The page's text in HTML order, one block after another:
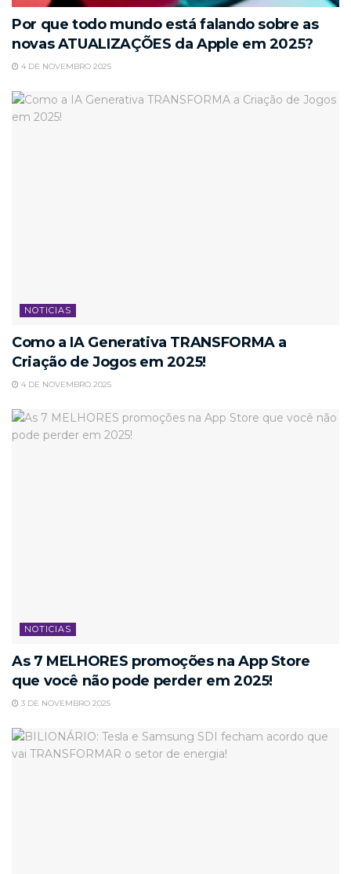
Por que todo mundo está falando sobre as
novas ATUALIZAÇÕES da Apple em 2025?
4 DE NOVEMBRO 2025
NOTICIAS
Como a IA Generativa TRANSFORMA a
Criação de Jogos em 2025!
4 DE NOVEMBRO 2025
NOTICIAS
As 7 MELHORES promoções na App Store
que você não pode perder em 2025!
3 DE NOVEMBRO 2025